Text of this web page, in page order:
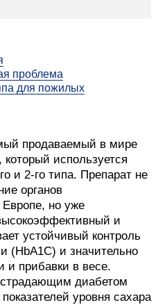
проблема
для пожилых
продаваемый в мире
который используется
и 2-го типа. Препарат не
органов
но уже
и
устойчивый контроль
(HbA1C) и значительно
и прибавки в весе.
страдающим диабетом
уровня сахара